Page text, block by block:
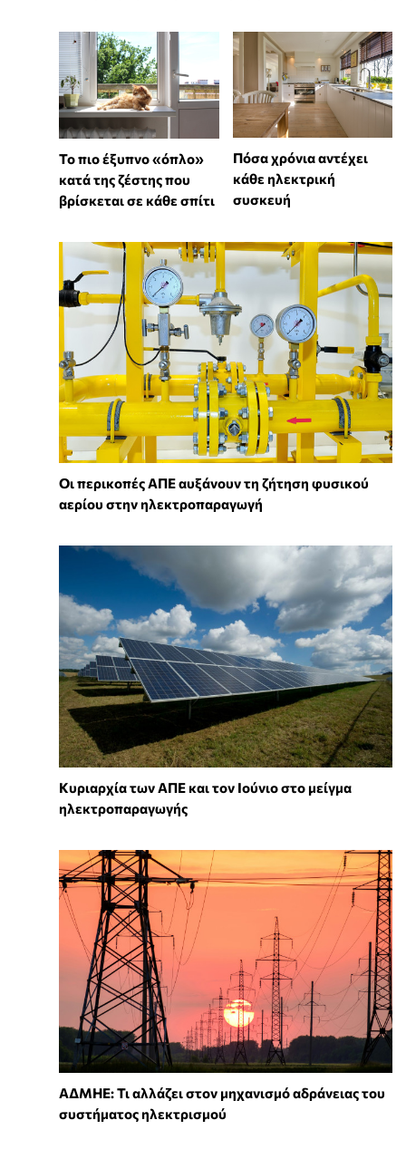
To πιο έξυπνο «όπλο»
κατά της ζέστης που
βρίσκεται σε κάθε σπίτι
Πόσα χρόνια αντέχει
κάθε ηλεκτρική
συσκευή
Οι περικοπές ΑΠΕ αυξάνουν τη ζήτηση φυσικού
αερίου στην ηλεκτροπαραγωγή
Κυριαρχία των ΑΠΕ και τον Ιούνιο στο μείγμα
ηλεκτροπαραγωγής
ΑΔΜΗΕ: Τι αλλάζει στον μηχανισμό αδράνειας του
συστήματος ηλεκτρισμού